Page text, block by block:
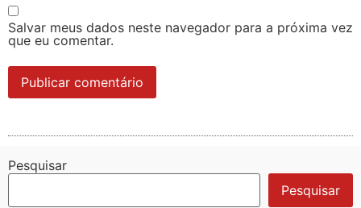
Salvar meus dados neste navegador para a próxima vez
que eu comentar.
Pesquisar
Pesquisar